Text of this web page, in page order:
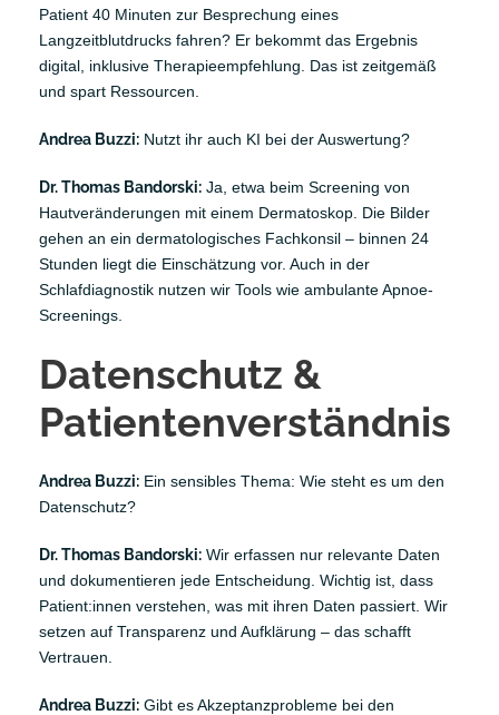
Patient 40 Minuten zur Besprechung eines
Langzeitblutdrucks fahren? Er bekommt das Ergebnis
digital, inklusive Therapieempfehlung. Das ist zeitgemäß
und spart Ressourcen.
Andrea Buzzi: Nutzt ihr auch KI bei der Auswertung?
Dr. Thomas Bandorski: Ja, etwa beim Screening von
Hautveränderungen mit einem Dermatoskop. Die Bilder
gehen an ein dermatologisches Fachkonsil – binnen 24
Stunden liegt die Einschätzung vor. Auch in der
Schlafdiagnostik nutzen wir Tools wie ambulante Apnoe-
Screenings.
Datenschutz &
Patientenverständnis
Andrea Buzzi: Ein sensibles Thema: Wie steht es um den
Datenschutz?
Dr. Thomas Bandorski: Wir erfassen nur relevante Daten
und dokumentieren jede Entscheidung. Wichtig ist, dass
Patient:innen verstehen, was mit ihren Daten passiert. Wir
setzen auf Transparenz und Aufklärung – das schafft
Vertrauen.
Andrea Buzzi: Gibt es Akzeptanzprobleme bei den